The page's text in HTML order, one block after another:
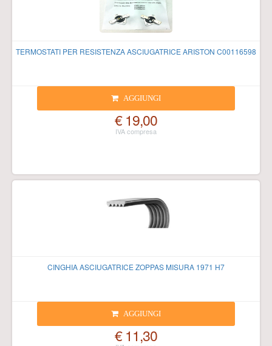
TERMOSTATI PER RESISTENZA ASCIUGATRICE ARISTON C00116598
AGGIUNGI
€ 19,00
CINGHIA ASCIUGATRICE ZOPPAS MISURA 1971 H7
AGGIUNGI
€ 11,30